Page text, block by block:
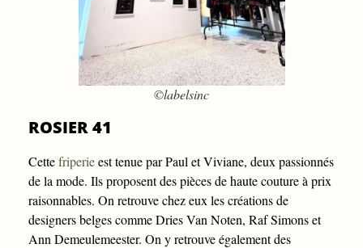
©labelsinc
ROSIER 41
Cettefriperieest tenue par Paul et Viviane, deux passionnés
de la mode. Ils proposent des pièces de haute couture à prix
raisonnables. On retrouve chez eux les créations de
designers belges comme Dries Van Noten, Raf Simons et
Ann Demeulemeester. On y retrouve également des